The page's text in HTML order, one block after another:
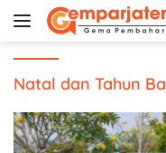
Langsung
Natal dan Tahun